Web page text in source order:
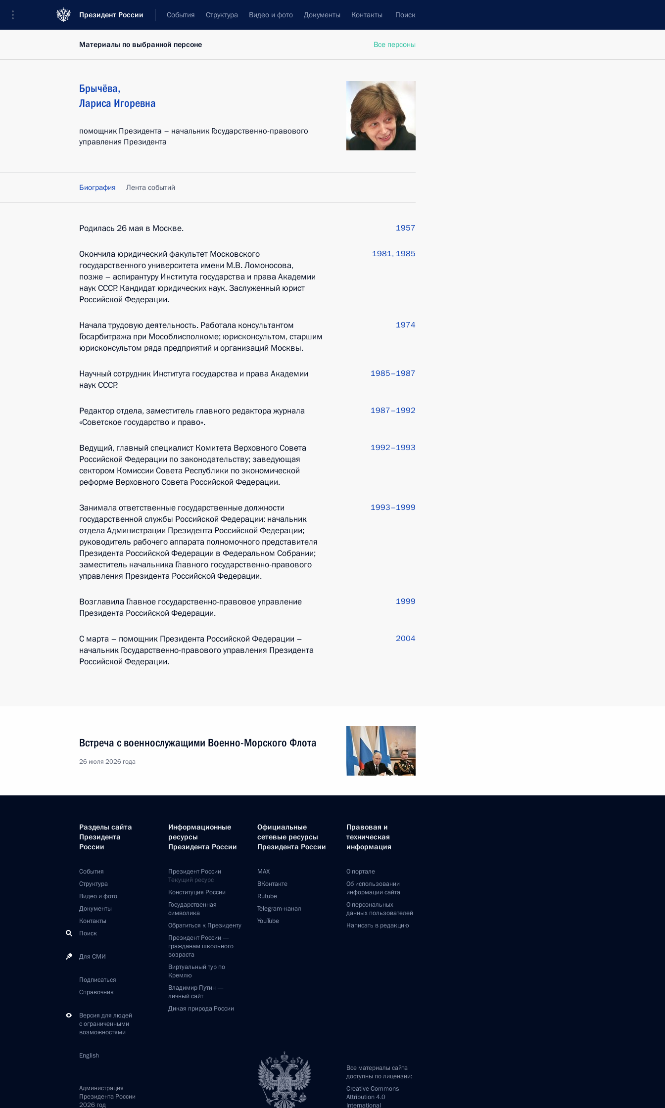
Президент России События Структура Видео и фото Документы Контакты Поиск
Все персоны
Материалы по выбранной персоне
Брычёва,
Лариса Игоревна
помощник Президента – начальник Государственно-правового
управления Президента
Биография Лента событий
1957
Родилась 26 мая в Москве.
1981, 1985
Окончила юридический факультет Московского
государственного университета имени М.В. Ломоносова,
позже – аспирантуру Института государства и права Академии
наук СССР. Кандидат юридических наук. Заслуженный юрист
Российской Федерации.
1974
Начала трудовую деятельность. Работала консультантом
Госарбитража при Мособлисполкоме; юрисконсультом, старшим
юрисконсультом ряда предприятий и организаций Москвы.
1985–1987
Научный сотрудник Института государства и права Академии
наук СССР.
1987–1992
Редактор отдела, заместитель главного редактора журнала
«Советское государство и право».
1992–1993
Ведущий, главный специалист Комитета Верховного Совета
Российской Федерации по законодательству; заведующая
сектором Комиссии Совета Республики по экономической
реформе Верховного Совета Российской Федерации.
1993–1999
Занимала ответственные государственные должности
государственной службы Российской Федерации: начальник
отдела Администрации Президента Российской Федерации;
руководитель рабочего аппарата полномочного представителя
Президента Российской Федерации в Федеральном Собрании;
заместитель начальника Главного государственно-правового
управления Президента Российской Федерации.
1999
Возглавила Главное государственно-правовое управление
Президента Российской Федерации.
2004
С марта – помощник Президента Российской Федерации –
начальник Государственно-правового управления Президента
Российской Федерации.
Встреча с военнослужащими Военно-Морского Флота
26 июля 2026 года
Разделы сайта
Президента
России
События
Структура
Видео и фото
Документы
Контакты
Поиск
Для СМИ
Подписаться
Справочник
Версия для людей
с ограниченными
возможностями
English
Информационные
ресурсы
Президента России
Президент России
Текущий ресурс
Конституция России
Государственная
символика
Обратиться к Президенту
Президент России —
гражданам школьного
возраста
Виртуальный тур по
Кремлю
Владимир Путин —
личный сайт
Дикая природа России
Официальные
сетевые ресурсы
Президента России
MAX
ВКонтакте
Rutube
Telegram-канал
YouTube
Правовая и
техническая
информация
О портале
Об использовании
информации сайта
О персональных
данных пользователей
Написать в редакцию
Все материалы сайта
доступны по лицензии:
Creative Commons
Attribution 4.0
International
Администрация
Президента России
2026 год